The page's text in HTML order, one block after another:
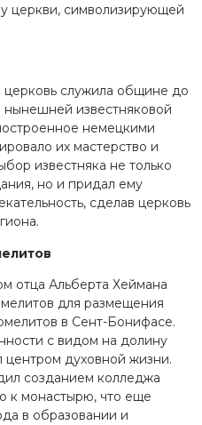
церкви, символизирующей
церковь служила общине до
нынешней известняковой
немецкими
их мастерство и
известняка не только
но и придал ему
сделав церковь
отца Альберта Хеймана
для размещения
в Сент-Бонифасе.
с видом на долину
центром духовной жизни.
созданием колледжа
к монастырю, что еще
в образовании и